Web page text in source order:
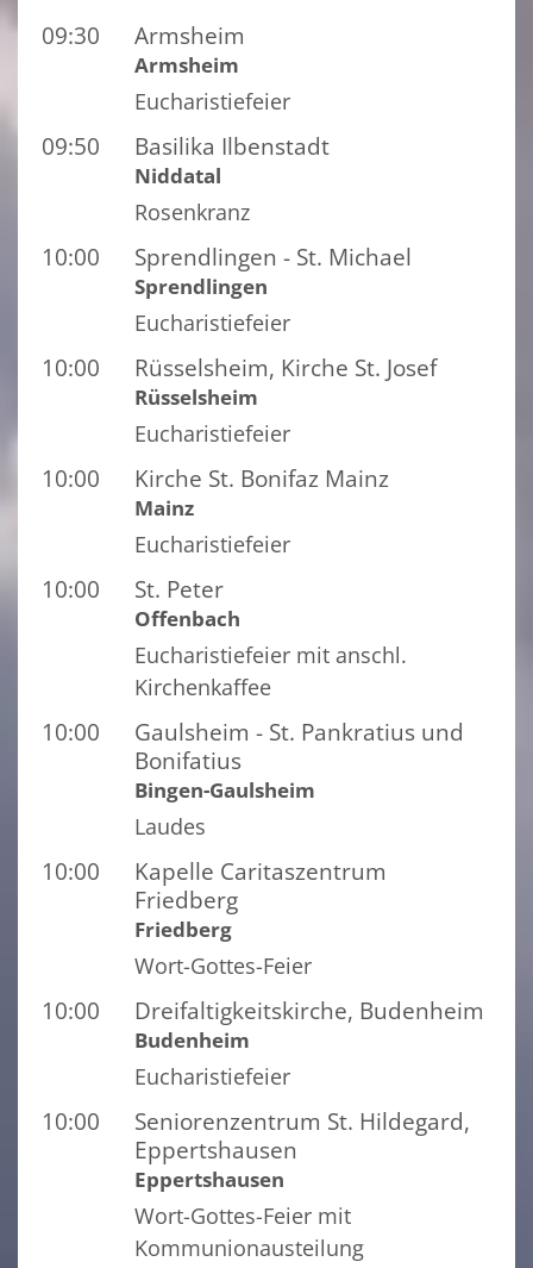
09:30 Armsheim
Armsheim
Eucharistiefeier
09:50 Basilika Ilbenstadt
Niddatal
Rosenkranz
10:00 Sprendlingen - St. Michael
Sprendlingen
Eucharistiefeier
10:00 Rüsselsheim, Kirche St. Josef
Rüsselsheim
Eucharistiefeier
10:00 Kirche St. Bonifaz Mainz
Mainz
Eucharistiefeier
10:00 St. Peter
Offenbach
Eucharistiefeier mit anschl.
Kirchenkaffee
10:00
Gaulsheim - St. Pankratius und
Bonifatius
Bingen-Gaulsheim
Laudes
10:00
Kapelle Caritaszentrum
Friedberg
Friedberg
Wort-Gottes-Feier
10:00 Dreifaltigkeitskirche, Budenheim
Budenheim
Eucharistiefeier
10:00
Seniorenzentrum St. Hildegard,
Eppertshausen
Eppertshausen
Wort-Gottes-Feier mit
Kommunionausteilung